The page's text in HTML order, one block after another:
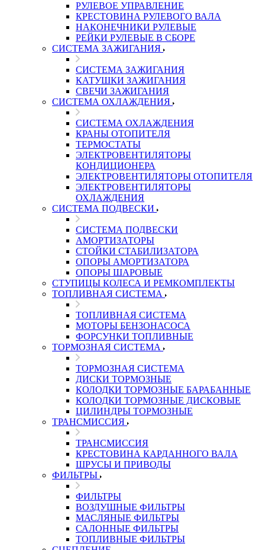
РУЛЕВОЕ УПРАВЛЕНИЕ
КРЕСТОВИНА РУЛЕВОГО ВАЛА
НАКОНЕЧНИКИ РУЛЕВЫЕ
РЕЙКИ РУЛЕВЫЕ В СБОРЕ
СИСТЕМА ЗАЖИГАНИЯ
СИСТЕМА ЗАЖИГАНИЯ
КАТУШКИ ЗАЖИГАНИЯ
СВЕЧИ ЗАЖИГАНИЯ
СИСТЕМА ОХЛАЖДЕНИЯ
СИСТЕМА ОХЛАЖДЕНИЯ
КРАНЫ ОТОПИТЕЛЯ
ТЕРМОСТАТЫ
ЭЛЕКТРОВЕНТИЛЯТОРЫ
КОНДИЦИОНЕРА
ЭЛЕКТРОВЕНТИЛЯТОРЫ ОТОПИТЕЛЯ
ЭЛЕКТРОВЕНТИЛЯТОРЫ
ОХЛАЖДЕНИЯ
СИСТЕМА ПОДВЕСКИ
СИСТЕМА ПОДВЕСКИ
АМОРТИЗАТОРЫ
СТОЙКИ СТАБИЛИЗАТОРА
ОПОРЫ АМОРТИЗАТОРА
ОПОРЫ ШАРОВЫЕ
СТУПИЦЫ КОЛЕСА И РЕМКОМПЛЕКТЫ
ТОПЛИВНАЯ СИСТЕМА
ТОПЛИВНАЯ СИСТЕМА
МОТОРЫ БЕНЗОНАСОСА
ФОРСУНКИ ТОПЛИВНЫЕ
ТОРМОЗНАЯ СИСТЕМА
ТОРМОЗНАЯ СИСТЕМА
ДИСКИ ТОРМОЗНЫЕ
КОЛОДКИ ТОРМОЗНЫЕ БАРАБАННЫЕ
КОЛОДКИ ТОРМОЗНЫЕ ДИСКОВЫЕ
ЦИЛИНДРЫ ТОРМОЗНЫЕ
ТРАНСМИССИЯ
ТРАНСМИССИЯ
КРЕСТОВИНА КАРДАННОГО ВАЛА
ШРУСЫ И ПРИВОДЫ
ФИЛЬТРЫ
ФИЛЬТРЫ
ВОЗДУШНЫЕ ФИЛЬТРЫ
МАСЛЯНЫЕ ФИЛЬТРЫ
САЛОННЫЕ ФИЛЬТРЫ
ТОПЛИВНЫЕ ФИЛЬТРЫ